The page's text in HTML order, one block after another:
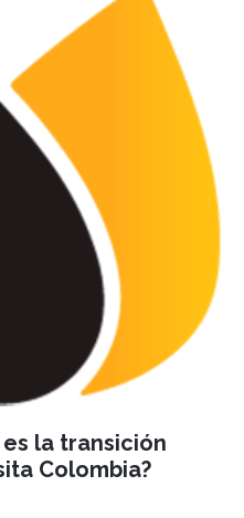
la transición
Colombia?